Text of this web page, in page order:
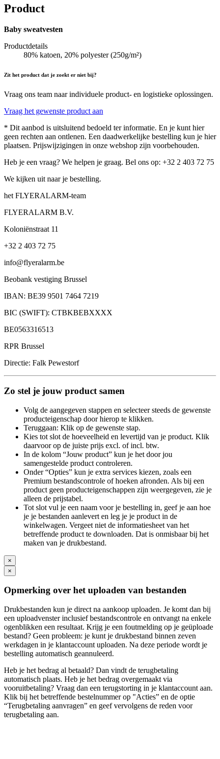
Product
Baby sweatvesten
Productdetails
80% katoen, 20% polyester (250g/m²)
Zit het product dat je zoekt er niet bij?
Vraag ons team naar individuele product- en logistieke oplossingen.
Vraag het gewenste product aan
* Dit aanbod is uitsluitend bedoeld ter informatie. En je kunt hier
geen rechten aan ontlenen. Een daadwerkelijke bestelling kun je hier
plaatsen. Prijswijzigingen in onze webshop zijn voorbehouden.
Heb je een vraag? We helpen je graag. Bel ons op: +32 2 403 72 75
We kijken uit naar je bestelling.
het FLYERALARM-team
FLYERALARM B.V.
Koloniënstraat 11
+32 2 403 72 75
info@flyeralarm.be
Beobank vestiging Brussel
IBAN: BE39 9501 7464 7219
BIC (SWIFT): CTBKBEBXXXX
BE0563316513
RPR Brussel
Directie: Falk Pewestorf
Zo stel je jouw product samen
Volg de aangegeven stappen en selecteer steeds de gewenste
producteigenschap door hierop te klikken.
Teruggaan: Klik op de gewenste stap.
Kies tot slot de hoeveelheid en levertijd van je product. Klik
daarvoor op de juiste prijs excl. of incl. btw.
In de kolom “Jouw product” kun je het door jou
samengestelde product controleren.
Onder “Opties” kun je extra services kiezen, zoals een
Premium bestandscontrole of hoeken afronden. Als bij een
product geen producteigenschappen zijn weergegeven, zie je
alleen de prijstabel.
Tot slot vul je een naam voor je bestelling in, geef je aan hoe
je je bestanden aanlevert en leg je je product in de
winkelwagen. Vergeet niet de informatiesheet van het
betreffende product te downloaden. Dat is onmisbaar bij het
maken van je drukbestand.
×
×
Opmerking over het uploaden van bestanden
Drukbestanden kun je direct na aankoop uploaden. Je komt dan bij
een uploadvenster inclusief bestandscontrole en ontvangt na enkele
ogenblikken een resultaat. Krijg je een foutmelding op je geüploade
bestand? Geen probleem: je kunt je drukbestand binnen zeven
werkdagen in je klantaccount uploaden. Na deze periode wordt je
bestelling automatisch geannuleerd.
Heb je het bedrag al betaald? Dan vindt de terugbetaling
automatisch plaats. Heb je het bedrag overgemaakt via
vooruitbetaling? Vraag dan een terugstorting in je klantaccount aan.
Klik bij het betreffende bestelnummer op "Acties” en de optie
“Terugbetaling aanvragen” en geef vervolgens de reden voor
terugbetaling aan.